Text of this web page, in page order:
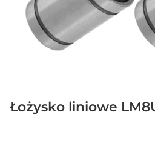
Łożysko liniowe